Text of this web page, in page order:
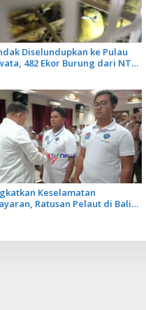
Diselundupkan ke Pulau
482 Ekor Burung dari NTB
Keselamatan
Ratusan Pelaut di Bali